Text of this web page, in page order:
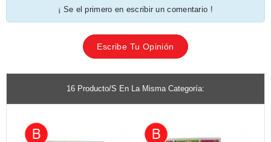
¡ Se el primero en escribir un comentario !
Escribe Tu Opinión
16 Producto/s En La Misma Categoría: